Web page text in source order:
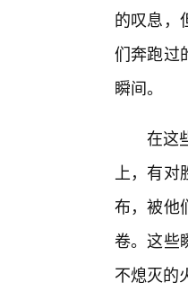
的叹息，
们奔跑过
瞬间。
在这
上，有
布，被他
卷。这些
不熄灭的